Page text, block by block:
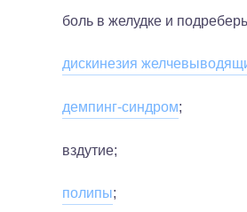
боль в желудке и
дискинезия
демпинг-синдром;
вздутие;
полипы;